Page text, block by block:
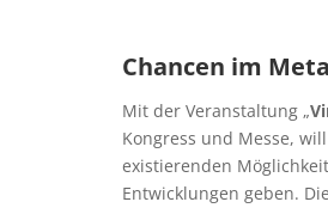
Chancen im
Mit der Veranstaltung „
Kongress und Messe,
existierenden
Entwicklungen geben.